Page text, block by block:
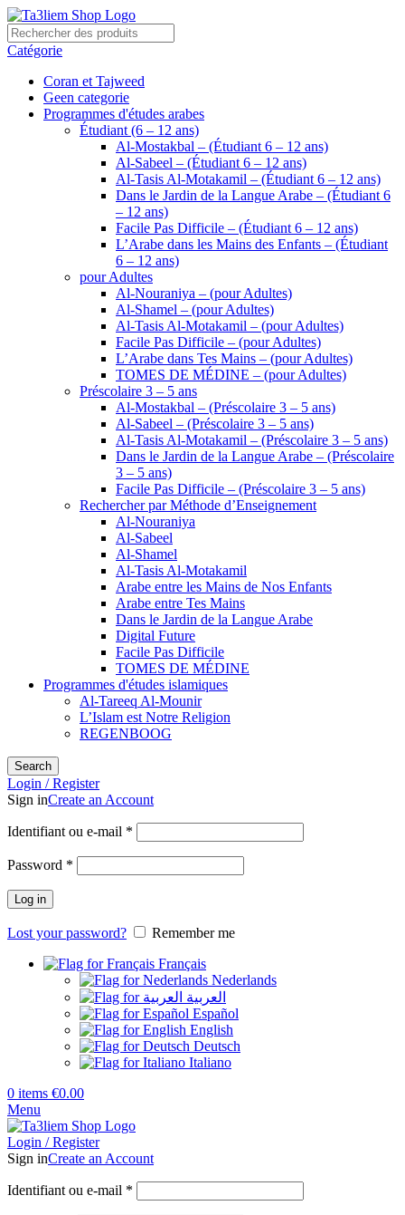
Catégorie
Coran et Tajweed
Geen categorie
Programmes d'études arabes
Étudiant (6 – 12 ans)
Al-Mostakbal – (Étudiant 6 – 12 ans)
Al-Sabeel – (Étudiant 6 – 12 ans)
Al-Tasis Al-Motakamil – (Étudiant 6 – 12 ans)
Dans le Jardin de la Langue Arabe – (Étudiant 6
– 12 ans)
Facile Pas Difficile – (Étudiant 6 – 12 ans)
L’Arabe dans les Mains des Enfants – (Étudiant
6 – 12 ans)
pour Adultes
Al-Nouraniya – (pour Adultes)
Al-Shamel – (pour Adultes)
Al-Tasis Al-Motakamil – (pour Adultes)
Facile Pas Difficile – (pour Adultes)
L’Arabe dans Tes Mains – (pour Adultes)
TOMES DE MÉDINE – (pour Adultes)
Préscolaire 3 – 5 ans
Al-Mostakbal – (Préscolaire 3 – 5 ans)
Al-Sabeel – (Préscolaire 3 – 5 ans)
Al-Tasis Al-Motakamil – (Préscolaire 3 – 5 ans)
Dans le Jardin de la Langue Arabe – (Préscolaire
3 – 5 ans)
Facile Pas Difficile – (Préscolaire 3 – 5 ans)
Rechercher par Méthode d’Enseignement
Al-Nouraniya
Al-Sabeel
Al-Shamel
Al-Tasis Al-Motakamil
Arabe entre les Mains de Nos Enfants
Arabe entre Tes Mains
Dans le Jardin de la Langue Arabe
Digital Future
Facile Pas Difficile
TOMES DE MÉDINE
Programmes d'études islamiques
Al-Tareeq Al-Mounir
L’Islam est Notre Religion
REGENBOOG
Search
Login / Register
Sign inCreate an Account
Identifiant ou e-mail *
Password *
Log in
Lost your password?
Remember me
Français
Nederlands
العربية
Español
English
Deutsch
Italiano
0 items €0.00
Menu
Login / Register
Sign inCreate an Account
Identifiant ou e-mail *